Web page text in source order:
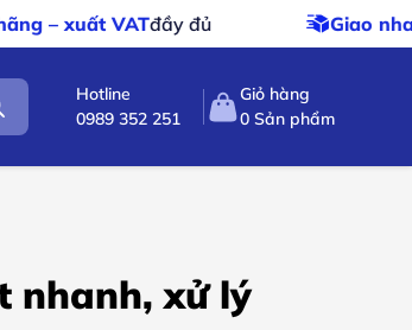
Giao nhanh – giao miễn phícho
Hotline
0989 352 251
Giỏ hàng
0 Sản phẩm
nhanh, xử lý